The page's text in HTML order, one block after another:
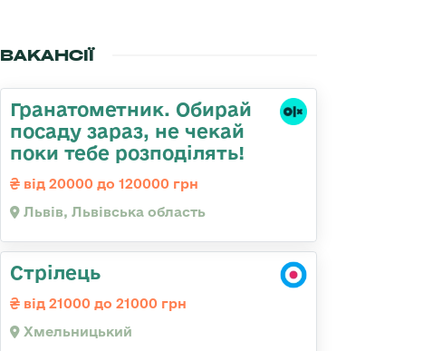
ВАКАНСІЇ
Гранатометник. Обирай
посаду зараз, не чекай
поки тебе розподілять!
від 20000 до 120000 грн
Львів, Львівська область
Стрілець
від 21000 до 21000 грн
Хмельницький